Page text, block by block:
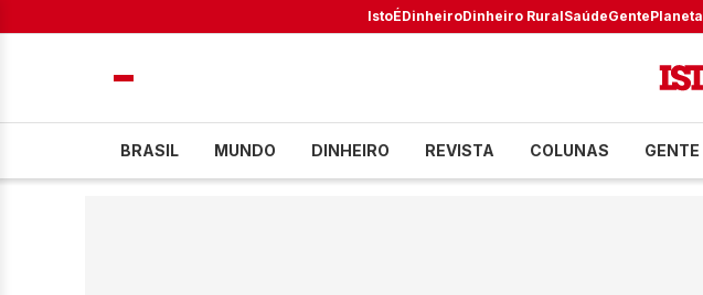
IstoÉDinheiroDinheiro RuralSaúdeGentePlaneta
BRASIL MUNDO DINHEIRO REVISTA COLUNAS GENTE